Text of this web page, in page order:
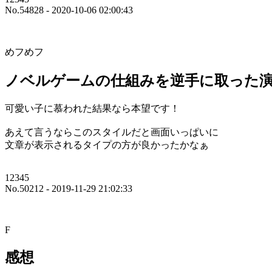
No.54828 - 2020-10-06 02:00:43
めフめフ
ノベルゲームの仕組みを逆手に取った
可愛い子に慕われた結果なら本望です！
あえて言うならこのスタイルだと画面いっぱいに
文章が表示されるタイプの方が良かったかなぁ
12345
No.50212 - 2019-11-29 21:02:33
F
感想